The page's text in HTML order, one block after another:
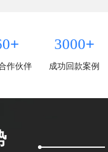
+
作伙伴
3000+
成功回款案例